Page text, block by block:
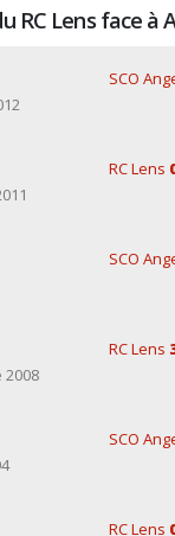
RC Lens face à
SCO
RC Lens
SCO
RC Lens
SCO
RC Lens